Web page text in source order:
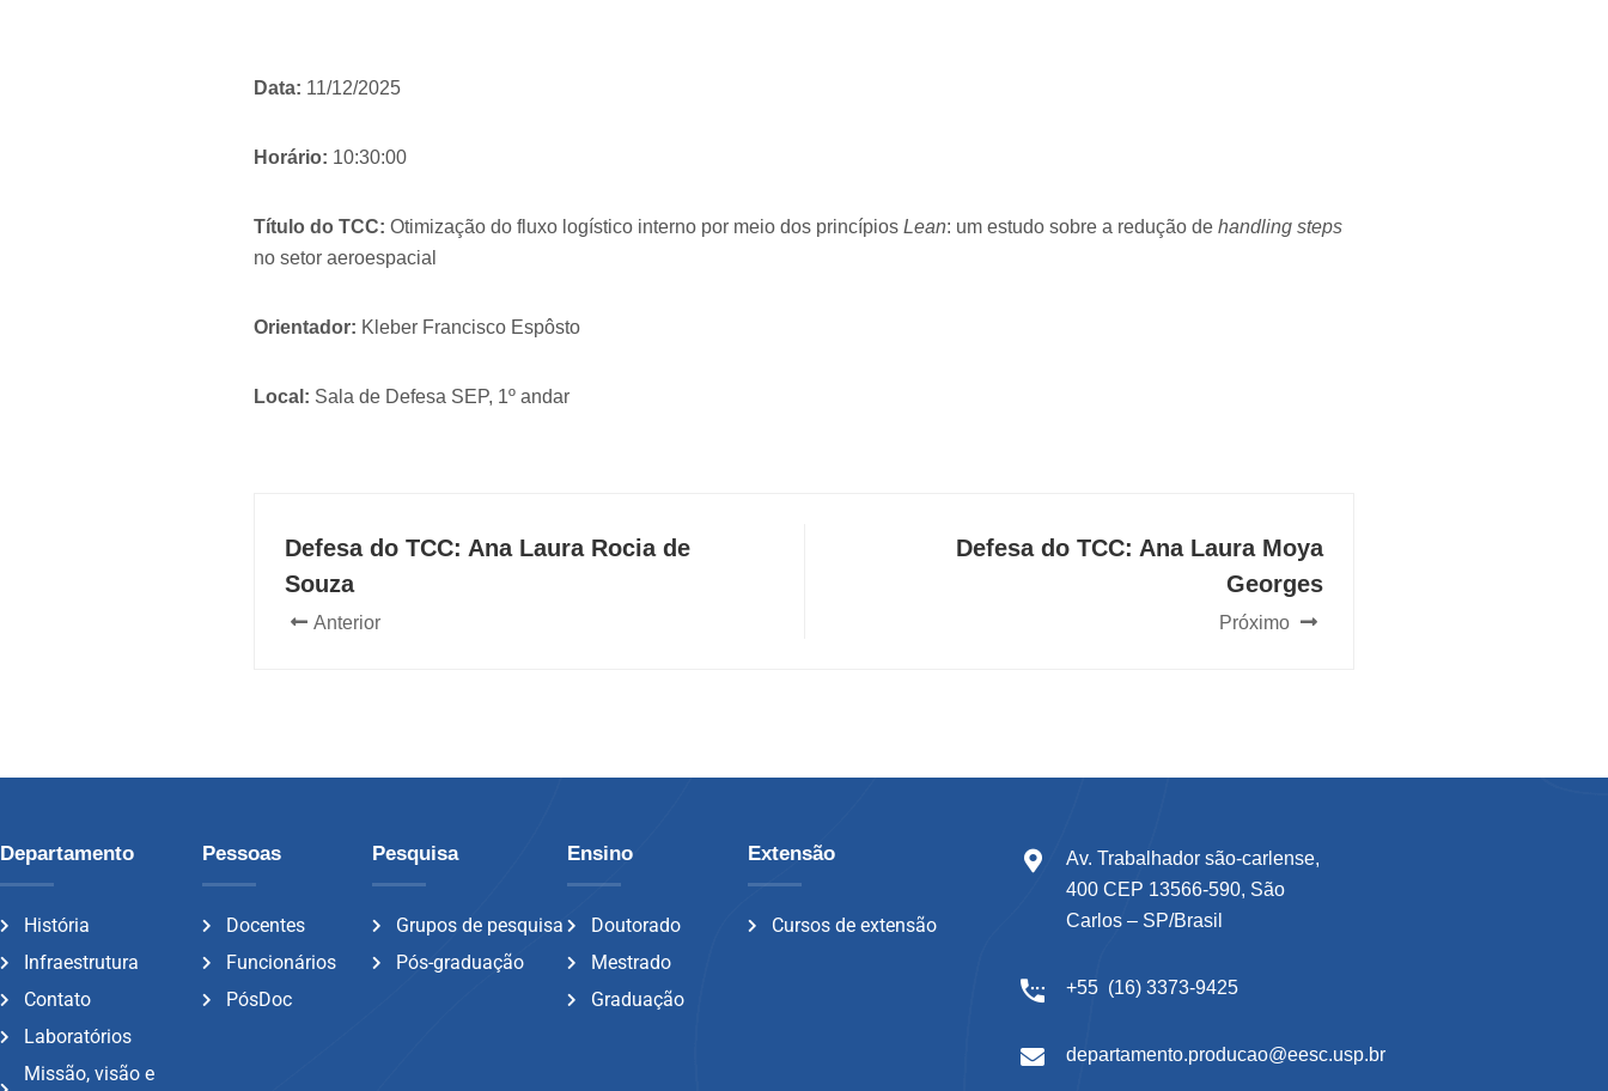
Data: 11/12/2025
Horário: 10:30:00
Título do TCC: Otimização do fluxo logístico interno por meio dos princípios Lean: um estudo sobre a redução de handling steps
no setor aeroespacial
Orientador: Kleber Francisco Espôsto
Local: Sala de Defesa SEP, 1º andar
Defesa do TCC: Ana Laura Rocia de
Souza
Anterior
Defesa do TCC: Ana Laura Moya
Georges
Próximo
Departamento
História
Infraestrutura
Contato
Laboratórios
Missão, visão e
Pessoas
Docentes
Funcionários
PósDoc
Pesquisa
Grupos de pesquisa
Pós-graduação
Ensino
Doutorado
Mestrado
Graduação
Extensão
Cursos de extensão
Av. Trabalhador são-carlense,
400 CEP 13566-590, São
Carlos – SP/Brasil
+55 (16) 3373-9425
departamento.producao@eesc.usp.br